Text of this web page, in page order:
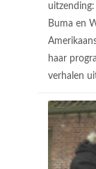
Buma en
haar
verhalen